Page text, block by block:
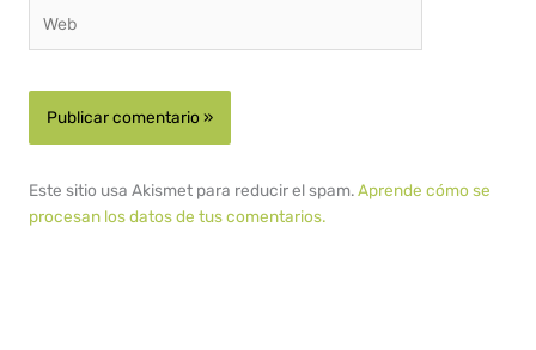
Este sitio usa Akismet para reducir el spam.Aprende cómo se
procesan los datos de tus comentarios.